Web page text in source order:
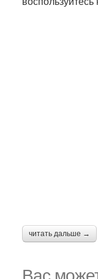
читать дальше →
Вас